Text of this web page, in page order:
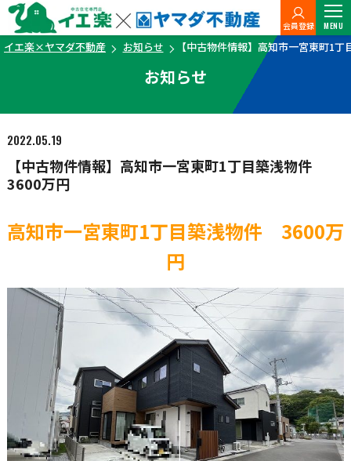
会員登録 MENU
イエ楽×ヤマダ不動産 お知らせ 【中古物件情報】高知市一宮東町1
お知らせ
2022.05.19
【中古物件情報】高知市一宮東町1丁目築浅物件
3600万円
高知市一宮東町1丁目築浅物件 3600万
円